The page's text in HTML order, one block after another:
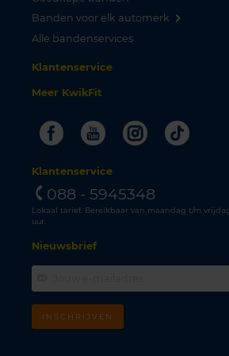
Banden voor elk automerk
Alle bandenservices
Klantenservice
Meer KwikFit
FacebookYoutubeInstagram
Tiktok
Klantenservice
088 - 5945348
Lokaal tarief. Bereikbaar van maandag t/m vrijdag
uur.
Nieuwsbrief
INSCHRIJVEN